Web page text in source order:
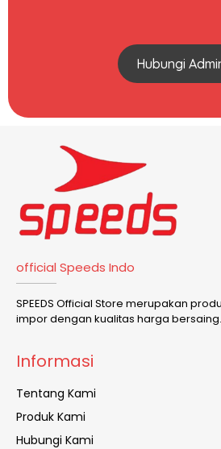
Hubungi
official Speeds Indo
SPEEDS Official Store merupakan
impor dengan kualitas harga bersaing.
Informasi
Tentang Kami
Produk Kami
Hubungi Kami